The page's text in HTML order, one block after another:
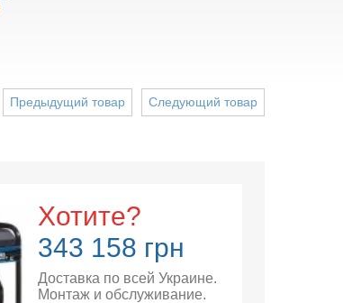
Следующий товар
Предыдущий товар
Хотите?
343 158 грн
Доставка по всей Украине.
Монтаж и обслуживание.